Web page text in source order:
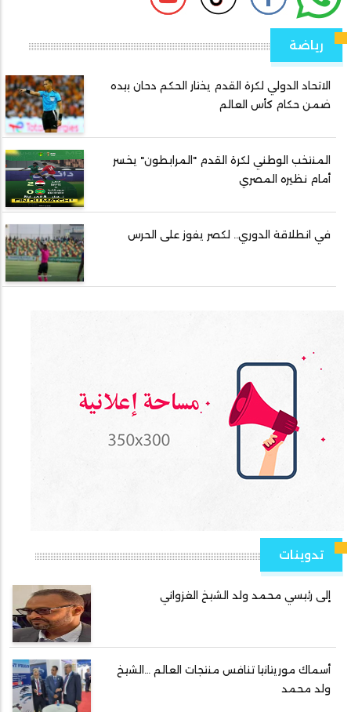
رياضة
الاتحاد الدولي لكرة القدم يختار الحكم دحان بيده
ضمن حكام كأس العالم
المنتخب الوطني لكرة القدم "المرابطون" يخسر
أمام نظيره المصري
في انطلاقة الدوري.. لكصر يفوز على الحرس
تدوينات
إلى رئيسي محمد ولد الشيخ الغزواني
أسماك موريتانيا تنافس منتجات العالم …الشيخ
ولد محمد